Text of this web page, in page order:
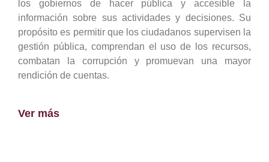
los gobiernos de hacer pública y accesible la
información sobre sus actividades y decisiones. Su
propósito es permitir que los ciudadanos supervisen la
gestión pública, comprendan el uso de los recursos,
combatan la corrupción y promuevan una mayor
rendición de cuentas.
Ver más